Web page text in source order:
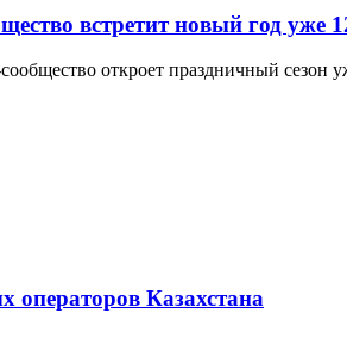
встретит новый год уже
откроет праздничный сезон
операторов Казахстана